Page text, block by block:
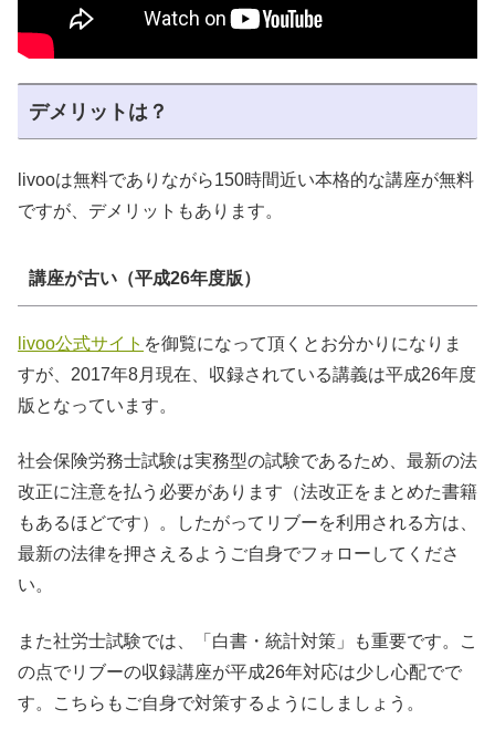
デメリットは？
livooは無料でありながら150時間近い本格的な講座が無料
ですが、デメリットもあります。
講座が古い（平成26年度版）
livoo公式サイト を御覧になって頂くとお分かりになりま
すが、2017年8月現在、収録されている講義は平成26年度
版となっています。
社会保険労務士試験は実務型の試験であるため、最新の法
改正に注意を払う必要があります（法改正をまとめた書籍
もあるほどです）。したがってリブーを利用される方は、
最新の法律を押さえるようご自身でフォローしてくださ
い。
また社労士試験では、「白書・統計対策」も重要です。こ
の点でリブーの収録講座が平成26年対応は少し心配でで
す。こちらもご自身で対策するようにしましょう。